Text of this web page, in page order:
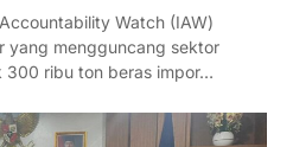
Watch (IAW)
yang mengguncang sektor
300 ribu ton beras impor…